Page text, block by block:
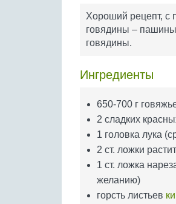
Хороший рецепт, с
говядины – пашины
говядины.
Ингредиенты
650-700 г
2 сладких
1 головка лука
2 ст. ложки
1 ст. ложка
желанию)
горсть листьев